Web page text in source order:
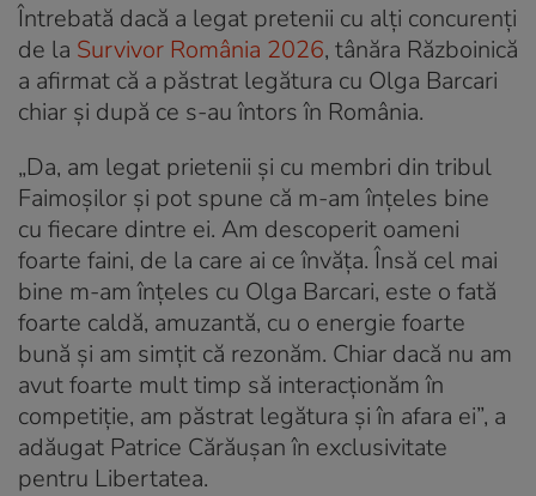
Întrebată dacă a legat pretenii cu alți concurenți
de la Survivor România 2026, tânăra Războinică
a afirmat că a păstrat legătura cu Olga Barcari
chiar și după ce s-au întors în România.
„Da, am legat prietenii și cu membri din tribul
Faimoșilor și pot spune că m-am înțeles bine
cu fiecare dintre ei. Am descoperit oameni
foarte faini, de la care ai ce învăța. Însă cel mai
bine m-am înțeles cu Olga Barcari, este o fată
foarte caldă, amuzantă, cu o energie foarte
bună și am simțit că rezonăm. Chiar dacă nu am
avut foarte mult timp să interacționăm în
competiție, am păstrat legătura și în afara ei”, a
adăugat Patrice Cărăușan în exclusivitate
pentru Libertatea.